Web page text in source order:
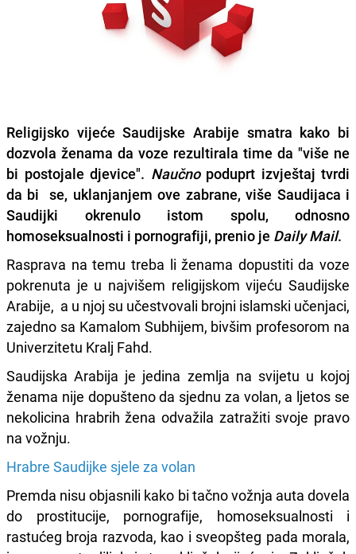
Religijsko vijeće Saudijske Arabije smatra kako bi
dozvola ženama da voze rezultirala time da "više ne
bi postojale djevice". Naučno poduprt izvještaj tvrdi
da bi se, uklanjanjem ove zabrane, više Saudijaca i
Saudijki okrenulo istom spolu, odnosno
homoseksualnosti i pornografiji, prenio je Daily Mail.
Rasprava na temu treba li ženama dopustiti da voze
pokrenuta je u najvišem religijskom vijeću Saudijske
Arabije, a u njoj su učestvovali brojni islamski učenjaci,
zajedno sa Kamalom Subhijem, bivšim profesorom na
Univerzitetu Kralj Fahd.
Saudijska Arabija je jedina zemlja na svijetu u kojoj
ženama nije dopušteno da sjednu za volan, a ljetos se
nekolicina hrabrih žena odvažila zatražiti svoje pravo
na vožnju.
Hrabre Saudijke sjele za volan
Premda nisu objasnili kako bi tačno vožnja auta dovela
do prostitucije, pornografije, homoseksualnosti i
rastućeg broja razvoda, kao i sveopšteg pada morala,